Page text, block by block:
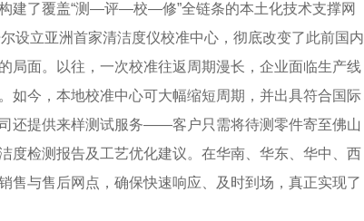
建了覆盖“测—评—校—修”全链条的本土化技术支撑网
设立亚洲首家清洁度仪校准中心，彻底改变了此前国内
局面。以往，一次校准往返周期漫长，企业面临生产线
如今，本地校准中心可大幅缩短周期，并出具符合国际
还提供来样测试服务——客户只需将待测零件寄至佛山
度检测报告及工艺优化建议。在华南、华东、华中、西
售与售后网点，确保快速响应、及时到场，真正实现了